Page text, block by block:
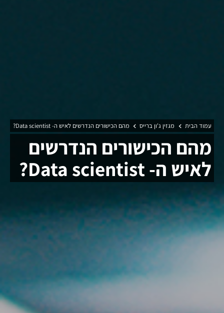
עמוד הבית מגזין ג'ון ברייס מהם הכישורים הנדרשים לאיש ה- Data scientist?
מהם הכישורים הנדרשים
לאיש ה- Data scientist?